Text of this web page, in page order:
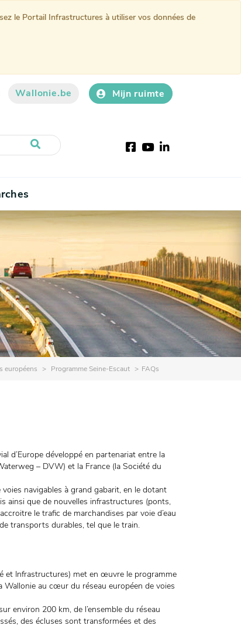
Wallonie.be Mijn ruimte
Facebook
YouTube
LinkedIn
européens Programme Seine-Escaut FAQs
d’Europe développé en partenariat entre la
– DVW) et la France (la Société du
navigables à grand gabarit, en le dotant
ainsi que de nouvelles infrastructures (ponts,
le trafic de marchandises par voie d’eau
transports durables, tel que le train.
et Infrastructures) met en œuvre le programme
au cœur du réseau européen de voies
environ 200 km, de l’ensemble du réseau
des écluses sont transformées et des
le Portail Infrastructures à utiliser vos données de